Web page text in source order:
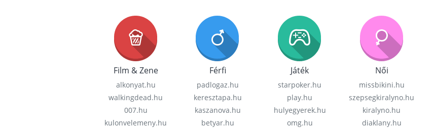
Film & Zene
alkonyat.hu
walkingdead.hu
007.hu
kulonvelemeny.hu
Férfi
padlogaz.hu
keresztapa.hu
kaszanova.hu
betyar.hu
Játék
starpoker.hu
play.hu
hulyegyerek.hu
omg.hu
Női
missbikini.hu
szepsegkiralyno.hu
kiralyno.hu
diaklany.hu